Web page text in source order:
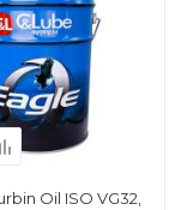
Oil ISO VG32,